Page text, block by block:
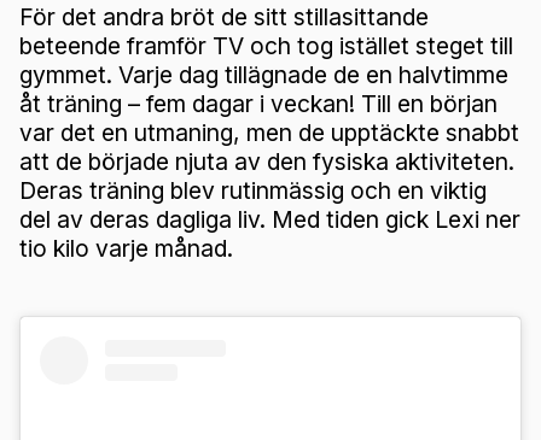
För det andra bröt de sitt stillasittande
beteende framför TV och tog istället steget till
gymmet. Varje dag tillägnade de en halvtimme
åt träning – fem dagar i veckan! Till en början
var det en utmaning, men de upptäckte snabbt
att de började njuta av den fysiska aktiviteten.
Deras träning blev rutinmässig och en viktig
del av deras dagliga liv. Med tiden gick Lexi ner
tio kilo varje månad.